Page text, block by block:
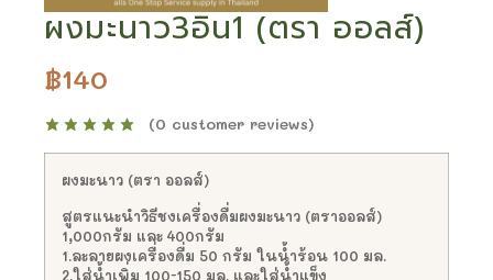
ผงมะนาว3อิน1 (ตรา ออลส์)
฿140
(0 customer reviews)
ผงมะนาว (ตรา ออลส์)
สูตรแนะนำวิธีชงเครื่องดื่มผงมะนาว (ตราออลส์)
1,000กรัม และ 400กรัม
1.ละลายผงเครื่องดื่ม 50 กรัม ในน้ำร้อน 100 มล.
2.ใส่น้ำเพิ่ม 100-150 มล. และใส่น้ำแข็ง